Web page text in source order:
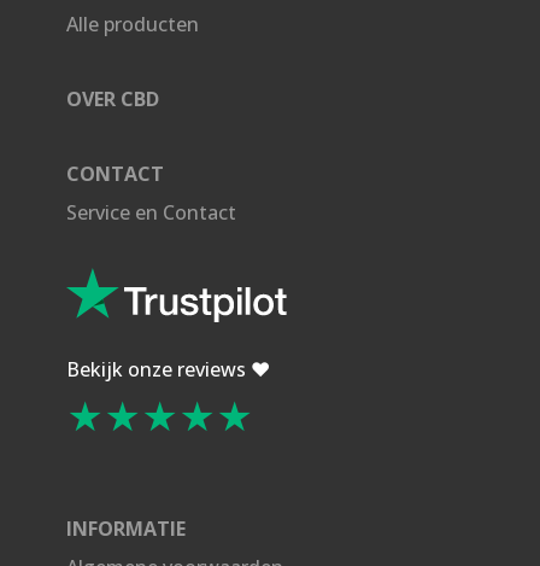
Alle producten
OVER CBD
CONTACT
Service en Contact
Bekijk onze reviews ❤️
★★★★★
INFORMATIE